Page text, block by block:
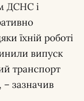
ДСНС і
їхній роботі
випуск
транспорт
зазначив